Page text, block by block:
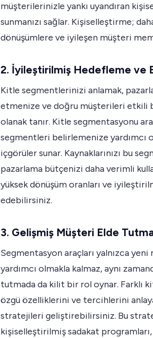
müşterilerinizle yankı uyandıran
sunmanızı sağlar. Kişiselleştirme;
dönüşümlere ve iyileşen müşteri
2. İyileştirilmiş Hedefleme ve
Kitle segmentlerinizi anlamak,
etmenize ve doğru müşterileri etkili
olanak tanır. Kitle segmentasyonu
segmentleri belirlemenize yardımcı
içgörüler sunar. Kaynaklarınızı bu
pazarlama bütçenizi daha verimli
yüksek dönüşüm oranları ve
edebilirsiniz.
3. Gelişmiş Müşteri Elde
Segmentasyon araçları yalnızca
yardımcı olmakla kalmaz, aynı
tutmada da kilit bir rol oynar. Farklı
özgü özelliklerini ve tercihlerini
stratejileri geliştirebilirsiniz. Bu
kişiselleştirilmiş sadakat